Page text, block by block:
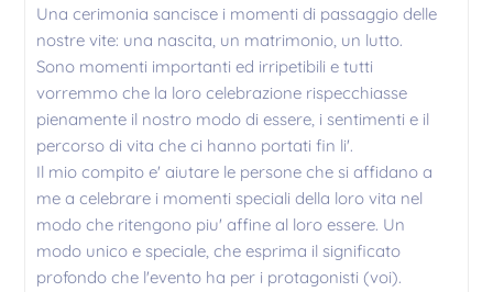
Una cerimonia sancisce i momenti di passaggio delle
nostre vite: una nascita, un matrimonio, un lutto.
Sono momenti importanti ed irripetibili e tutti
vorremmo che la loro celebrazione rispecchiasse
pienamente il nostro modo di essere, i sentimenti e il
percorso di vita che ci hanno portati fin li'.
Il mio compito e' aiutare le persone che si affidano a
me a celebrare i momenti speciali della loro vita nel
modo che ritengono piu' affine al loro essere. Un
modo unico e speciale, che esprima il significato
profondo che l'evento ha per i protagonisti (voi).